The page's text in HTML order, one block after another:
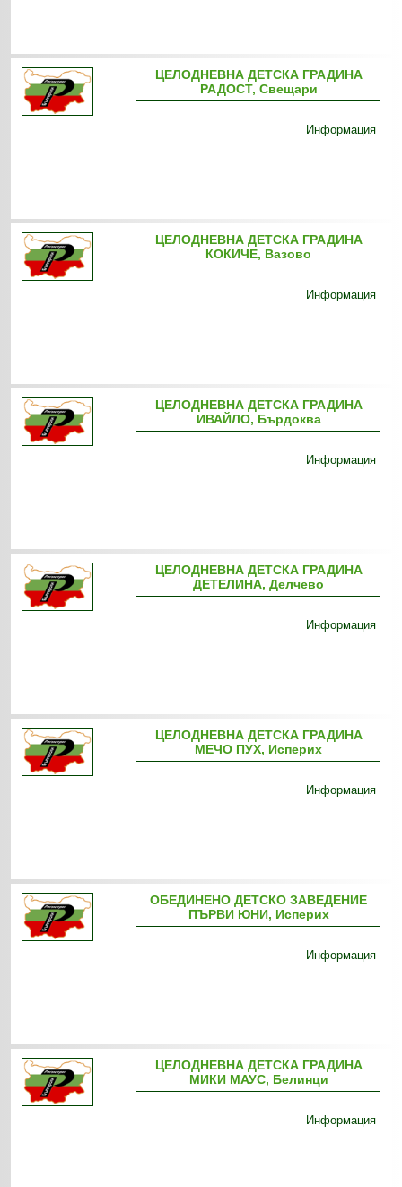
ЦЕЛОДНЕВНА ДЕТСКА ГРАДИНА
РАДОСТ, Свещари
Информация
ЦЕЛОДНЕВНА ДЕТСКА ГРАДИНА
КОКИЧЕ, Вазово
Информация
ЦЕЛОДНЕВНА ДЕТСКА ГРАДИНА
ИВАЙЛО, Бърдоква
Информация
ЦЕЛОДНЕВНА ДЕТСКА ГРАДИНА
ДЕТЕЛИНА, Делчево
Информация
ЦЕЛОДНЕВНА ДЕТСКА ГРАДИНА
МЕЧО ПУХ, Исперих
Информация
ОБЕДИНЕНО ДЕТСКО ЗАВЕДЕНИЕ
ПЪРВИ ЮНИ, Исперих
Информация
ЦЕЛОДНЕВНА ДЕТСКА ГРАДИНА
МИКИ МАУС, Белинци
Информация